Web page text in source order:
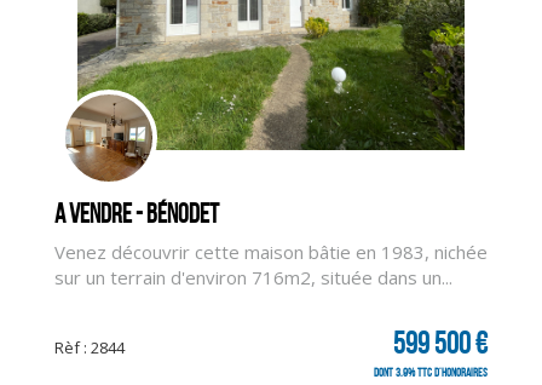
A vendre - Bénodet
Venez découvrir cette maison bâtie en 1983, nichée
sur un terrain d'environ 716m2, située dans un...
Rèf : 2844 599 500 €
dont 3.9% TTC d'honoraires